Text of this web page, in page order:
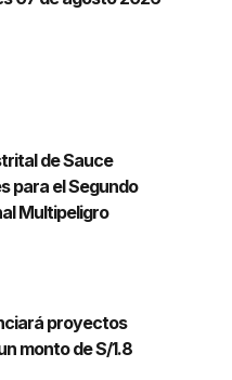
de Sauce
para el Segundo
Multipeligro
proyectos
monto de S/1.8